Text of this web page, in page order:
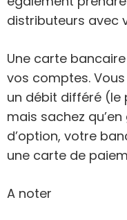
distributeurs avec
Une carte
vos comptes.
un débit différé (le
mais sachez
d’option, votre
une carte de
A noter